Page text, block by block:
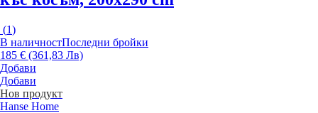
(1)
В наличностПоследни бройки
185 € (361,83 Лв)
Добави
Добави
Нов продукт
Hanse Home